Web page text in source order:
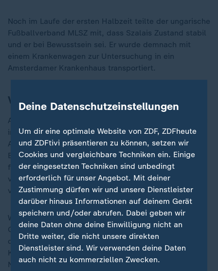
Noch im Laufe der ersten Halbzeit teilte der ungarische
Fußballverband MLSZ mit, dass Szalais Zustand stabil
und er bei Bewusstsein sei. Er wurde demnach mit
einem Krankenwagen zur Untersuchung in ein
Amsterdamer Krankenhaus transportiert.
Verhaltene Stimmung im Stadion
Als die Sanitäter nach etwas über zwölf Minuten Szalai
in den Innenraum des Stadions brachten, brandete
Applaus auf. Das Spiel wurde kurz darauf mit einem
Elfmeter nach Videobeweis für die Niederländer
fortgesetzt. Wout Weghorst traf zum 1:0 (21.). Noch
vor der Pause legte Cody Gakpo mit einem weiteren
verwandelten Elfmeter nach (45.+12).
Während die Ungarn zu Spielbeginn noch gute
Gelegenheiten hatten, wirkten sie nach der Pause
deutlich gehemmt. Denzel Dumfries (64.) und Teun
Koopmeiners (86.) erzielten für nun hoch überlegenen
Niederländer die weiteren Tore. Das Sportliche war
Deine Datenschutzeinstellungen
Um dir eine optimale Website von ZDF, ZDFheute
und ZDFtivi präsentieren zu können, setzen wir
Cookies und vergleichbare Techniken ein. Einige
der eingesetzten Techniken sind unbedingt
erforderlich für unser Angebot. Mit deiner
Zustimmung dürfen wir und unsere Dienstleister
darüber hinaus Informationen auf deinem Gerät
speichern und/oder abrufen. Dabei geben wir
deine Daten ohne deine Einwilligung nicht an
Dritte weiter, die nicht unsere direkten
Dienstleister sind. Wir verwenden deine Daten
auch nicht zu kommerziellen Zwecken.